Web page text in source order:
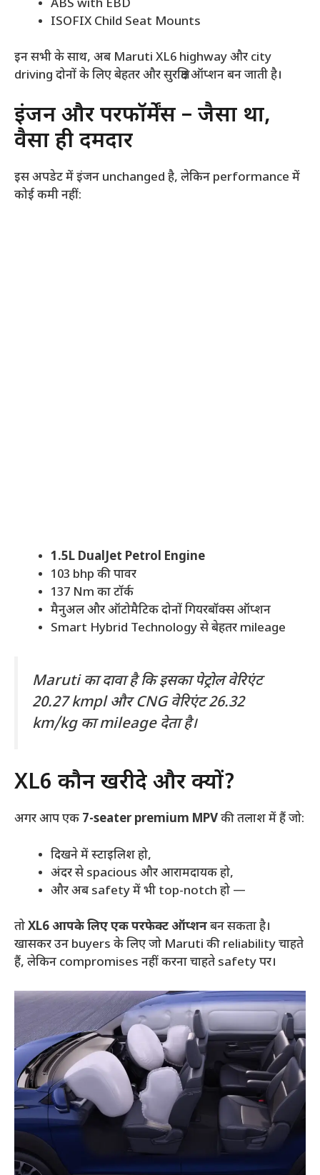
ABS with EBD
ISOFIX Child Seat Mounts
इन सभी के साथ, अब Maruti XL6 highway और city
driving दोनों के लिए बेहतर और सुरक्षित ऑप्शन बन जाती है।
इंजन और परफॉर्मेंस – जैसा था,
वैसा ही दमदार
इस अपडेट में इंजन unchanged है, लेकिन performance में
कोई कमी नहीं:
1.5L DualJet Petrol Engine
103 bhp की पावर
137 Nm का टॉर्क
मैनुअल और ऑटोमैटिक दोनों गियरबॉक्स ऑप्शन
Smart Hybrid Technology से बेहतर mileage
Maruti का दावा है कि इसका पेट्रोल वेरिएंट
20.27 kmpl और CNG वेरिएंट 26.32
km/kg का mileage देता है।
XL6 कौन खरीदे और क्यों?
अगर आप एक 7-seater premium MPVकी तलाश में हैं जो:
दिखने में स्टाइलिश हो,
अंदर से spacious और आरामदायक हो,
और अब safety में भी top-notch हो —
तोXL6 आपके लिए एक परफेक्ट ऑप्शनबन सकता है।
खासकर उन buyers के लिए जो Maruti की reliability चाहते
हैं, लेकिन compromises नहीं करना चाहते safety पर।